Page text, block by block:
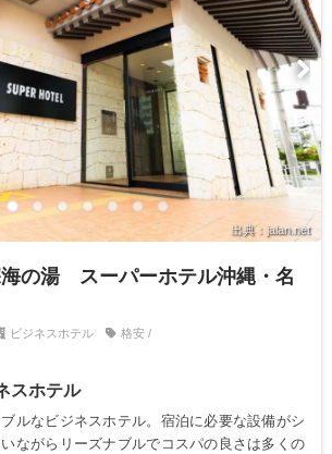
出典：jalan.net
の湯 スーパーホテル沖縄・名
ビジネスホテル 格安 /
スホテル
ルなビジネスホテル。宿泊に必要な設備がシ
ながらリーズナブルでコスパの良さは多くの